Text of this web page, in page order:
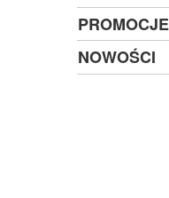
PROMOCJE
NOWOŚCI